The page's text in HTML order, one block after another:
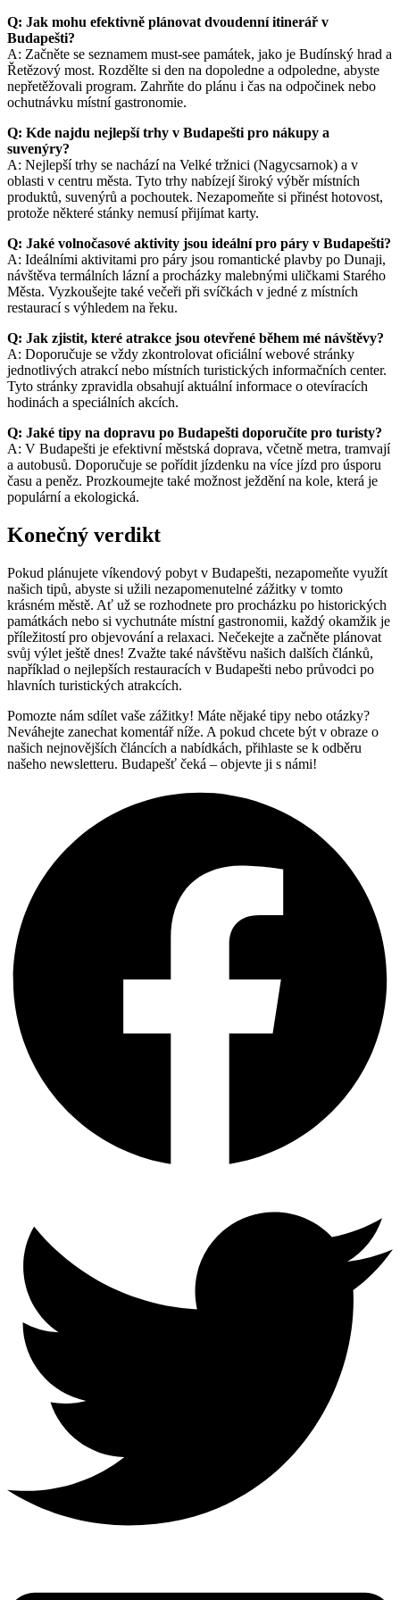
Q: Jak mohu efektivně plánovat dvoudenní itinerář v
Budapešti?
A: Začněte se seznamem must-see památek, jako je Budínský hrad a
Řetězový most. Rozdělte si den na dopoledne a odpoledne, abyste
nepřetěžovali program. Zahrňte do plánu i čas na odpočinek nebo
ochutnávku místní gastronomie.
Q: Kde najdu nejlepší trhy v Budapešti pro nákupy a
suvenýry?
A: Nejlepší trhy se nachází na Velké tržnici (Nagycsarnok) a v
oblasti v centru města. Tyto trhy nabízejí široký výběr místních
produktů, suvenýrů a pochoutek. Nezapomeňte si přinést hotovost,
protože některé stánky nemusí přijímat karty.
Q: Jaké volnočasové aktivity jsou ideální pro páry v Budapešti?
A: Ideálními aktivitami pro páry jsou romantické plavby po Dunaji,
návštěva termálních lázní a procházky malebnými uličkami Starého
Města. Vyzkoušejte také večeři při svíčkách v jedné z místních
restaurací s výhledem na řeku.
Q: Jak zjistit, které atrakce jsou otevřené během mé návštěvy?
A: Doporučuje se vždy zkontrolovat oficiální webové stránky
jednotlivých atrakcí nebo místních turistických informačních center.
Tyto stránky zpravidla obsahují aktuální informace o otevíracích
hodinách a speciálních akcích.
Q: Jaké tipy na dopravu po Budapešti doporučíte pro turisty?
A: V Budapešti je efektivní městská doprava, včetně metra, tramvají
a autobusů. Doporučuje se pořídit jízdenku na více jízd pro úsporu
času a peněz. Prozkoumejte také možnost ježdění na kole, která je
populární a ekologická.
Konečný verdikt
Pokud plánujete víkendový pobyt v Budapešti, nezapomeňte využít
našich tipů, abyste si užili nezapomenutelné zážitky v tomto
krásném městě. Ať už se rozhodnete pro procházku po historických
památkách nebo si vychutnáte místní gastronomii, každý okamžik je
příležitostí pro objevování a relaxaci. Nečekejte a začněte plánovat
svůj výlet ještě dnes! Zvažte také návštěvu našich dalších článků,
například o nejlepších restauracích v Budapešti nebo průvodci po
hlavních turistických atrakcích.
Pomozte nám sdílet vaše zážitky! Máte nějaké tipy nebo otázky?
Neváhejte zanechat komentář níže. A pokud chcete být v obraze o
našich nejnovějších článcích a nabídkách, přihlaste se k odběru
našeho newsletteru. Budapešť čeká – objevte ji s námi!